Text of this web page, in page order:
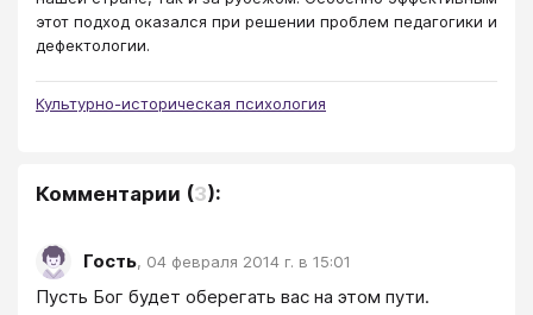
этот подход оказался при решении проблем педагогики и
дефектологии.
Культурно-историческая психология
Комментарии (3):
Гость, 04 февраля 2014 г. в 15:01
Пусть Бог будет оберегать вас на этом пути.